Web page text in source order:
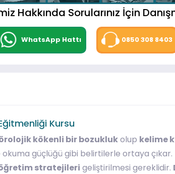
Hakkında Sorularınız İçin
WhatsApp Hattı 0850 308 8403
Kursu
kökenli bir bozuklukolup kelime
okuma güçlüğü gibi belirtilerle ortaya çıkar.
stratejileri geliştirilmesi gereklidir.